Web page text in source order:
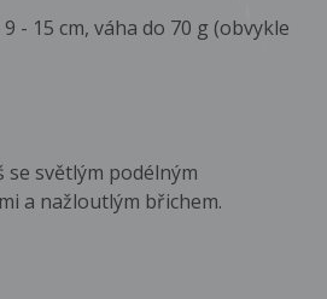
- 15 cm, váha do 70 g (obvykle
se světlým podélným
a nažloutlým břichem.